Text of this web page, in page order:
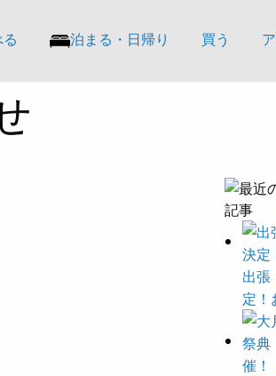
泊まる・日帰り 買う
出張
定！